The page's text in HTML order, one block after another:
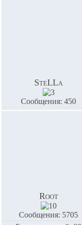
SteLLa
Сообщения: 450
Root
Сообщения: 5705